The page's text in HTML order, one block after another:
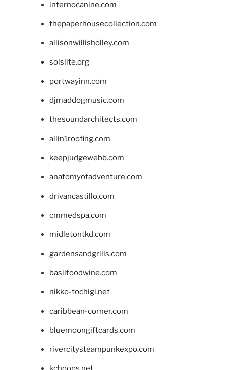
infernocanine.com
thepaperhousecollection.com
allisonwillisholley.com
solslite.org
portwayinn.com
djmaddogmusic.com
thesoundarchitects.com
allin1roofing.com
keepjudgewebb.com
anatomyofadventure.com
drivancastillo.com
cmmedspa.com
midletontkd.com
gardensandgrills.com
basilfoodwine.com
nikko-tochigi.net
caribbean-corner.com
bluemoongiftcards.com
rivercitysteampunkexpo.com